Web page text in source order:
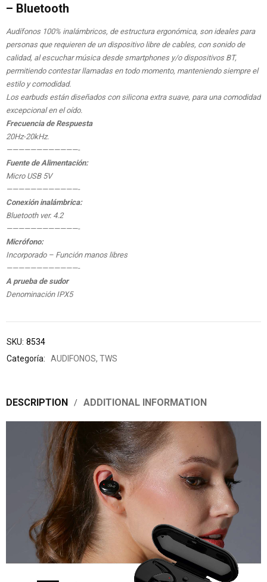
– Bluetooth
Audífonos 100% inalámbricos, de estructura ergonómica, son ideales para
personas que requieren de un dispositivo libre de cables, con sonido de
calidad, al escuchar música desde smartphones y/o dispositivos BT,
permitiendo contestar llamadas en todo momento, manteniendo siempre el
estilo y comodidad.
Los earbuds están diseñados con silicona extra suave, para una comodidad
excepcional en el oído.
Frecuencia de Respuesta
20Hz-20kHz.
————————————-
Fuente de Alimentación:
Micro USB 5V
————————————-
Conexión inalámbrica:
Bluetooth ver. 4.2
————————————-
Micrófono:
Incorporado – Función manos libres
————————————-
A prueba de sudor
Denominación IPX5
SKU: 8534
Categoría:
AUDIFONOS, TWS
DESCRIPTION ADDITIONAL INFORMATION